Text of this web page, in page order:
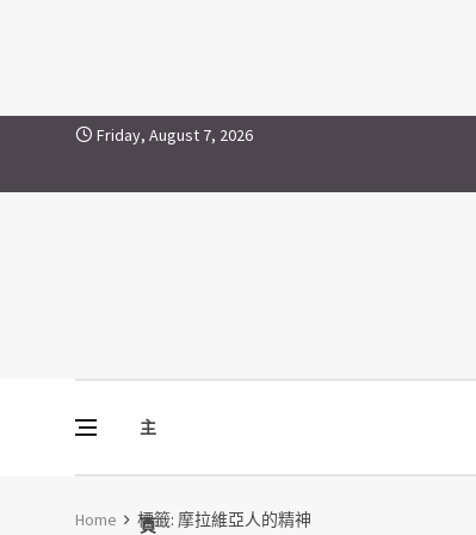
Skip to content
摩拉維亞人的精神
Friday, August 7, 2026
主
頁
Vine Media
葡萄樹傳媒
Home 標籤: 摩拉維亞人的精神